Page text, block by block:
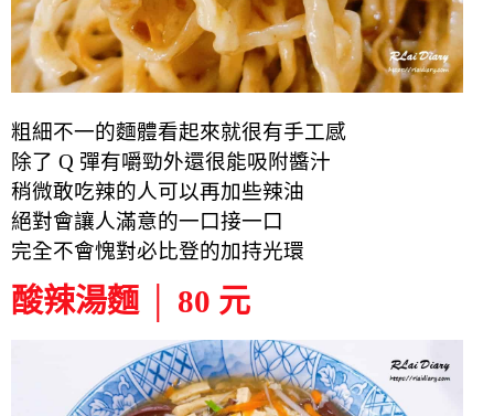
粗細不一的麵體看起來就很有手工感
除了 Q 彈有嚼勁外還很能吸附醬汁
稍微敢吃辣的人可以再加些辣油
絕對會讓人滿意的一口接一口
完全不會愧對必比登的加持光環
酸辣湯麵 │ 80 元